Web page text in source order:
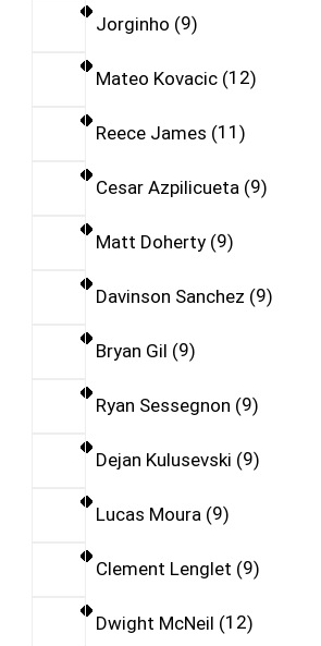
Jorginho 9
Mateo Kovacic 12
Reece James 11
Cesar Azpilicueta 9
Matt Doherty 9
Davinson Sanchez 9
Bryan Gil 9
Ryan Sessegnon 9
Dejan Kulusevski 9
Lucas Moura 9
Clement Lenglet 9
Dwight McNeil 12